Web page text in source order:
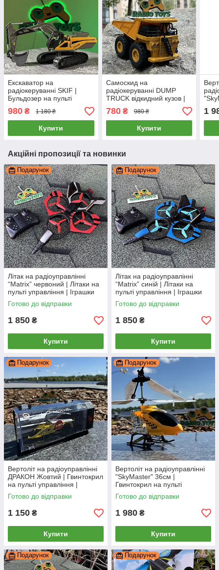
Екскаватор на
радіокеруванні SKIF |
Бульдозер на пульті
управління | Екскаватор
на радіоуправлінні
980 ₴ 1 180 ₴
Купити
Самоскид на
радіокеруванні DUMP
TRUCK відкидний кузов |
Грузовик на
радіоуправлінні |
Вантажівка на пульту
780₴ 980 ₴
Купити
1
Акційні пропозиції та новинки
Подарунок
Літак на радіоуправлінні
“Matrix” червоний | Літаки на
пульті управління | Іграшки
на радіокеруванні
Готово до відправки
1 850 ₴
Купити
Подарунок
Літак на радіоуправлінні
“Matrix” синій | Літаки на
пульті управління | Іграшки
на радіокеруванні
Готово до відправки
1 850 ₴
Купити
Подарунок
Вертоліт на радіоуправлінні
ДРАКОН Жовтий | Гвинтокрил
на пульті управління |
Гелікоптер на радіокеруванні
Готово до відправки
1 150 ₴
Купити
Подарунок
Вертоліт на радіоуправлінні
"SkyMaster" 36см |
Гвинтокрил на пульті
управління | Гелікоптер на
радіокеруванні
Готово до відправки
1 980 ₴
Купити
Подарунок Подарунок